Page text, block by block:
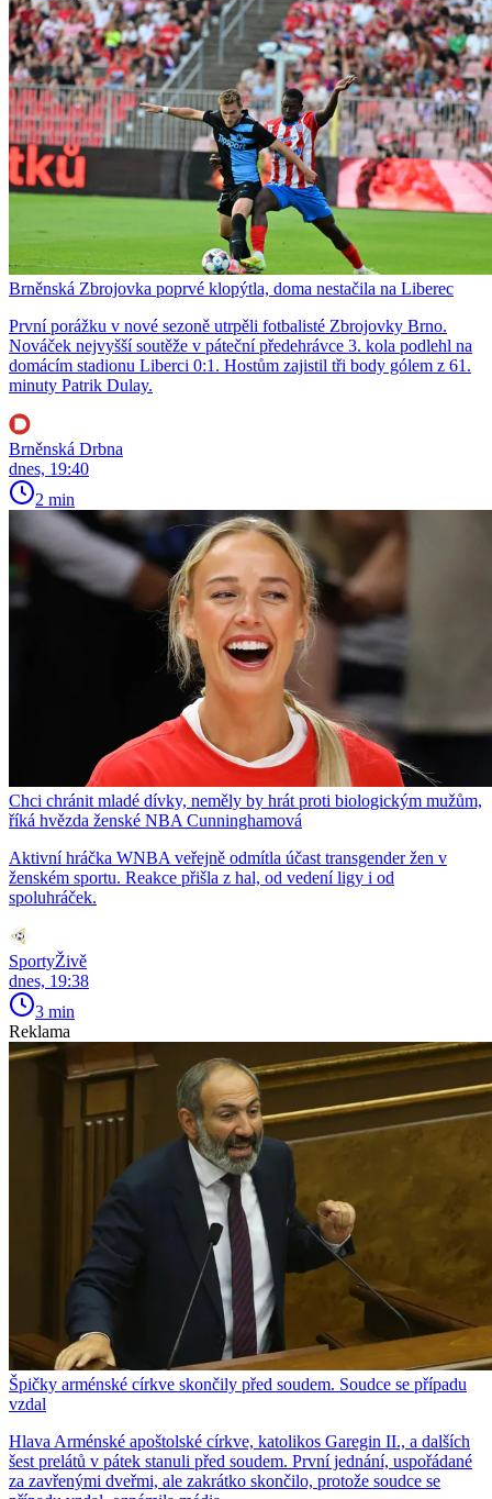
Brněnská Zbrojovka poprvé klopýtla, doma nestačila na Liberec
První porážku v nové sezoně utrpěli fotbalisté Zbrojovky Brno.
Nováček nejvyšší soutěže v páteční předehrávce 3. kola podlehl na
domácím stadionu Liberci 0:1. Hostům zajistil tři body gólem z 61.
minuty Patrik Dulay.
Brněnská Drbna
dnes, 19:40
2 min
Chci chránit mladé dívky, neměly by hrát proti biologickým mužům,
říká hvězda ženské NBA Cunninghamová
Aktivní hráčka WNBA veřejně odmítla účast transgender žen v
ženském sportu. Reakce přišla z hal, od vedení ligy i od
spoluhráček.
SportyŽivě
dnes, 19:38
3 min
Reklama
Špičky arménské církve skončily před soudem. Soudce se případu
vzdal
Hlava Arménské apoštolské církve, katolikos Garegin II., a dalších
šest prelátů v pátek stanuli před soudem. První jednání, uspořádané
za zavřenými dveřmi, ale zakrátko skončilo, protože soudce se